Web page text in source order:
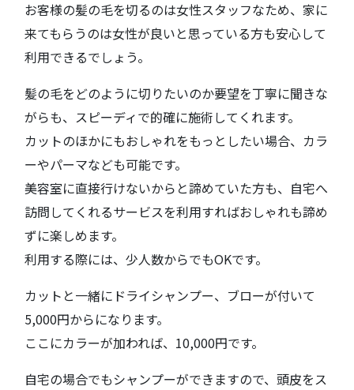
お客様の髪の毛を切るのは女性スタッフなため、家に
来てもらうのは女性が良いと思っている方も安心して
利用できるでしょう。
髪の毛をどのように切りたいのか要望を丁寧に聞きな
がらも、スピーディで的確に施術してくれます。
カットのほかにもおしゃれをもっとしたい場合、カラ
ーやパーマなども可能です。
美容室に直接行けないからと諦めていた方も、自宅へ
訪問してくれるサービスを利用すればおしゃれも諦め
ずに楽しめます。
利用する際には、少人数からでもOKです。
カットと一緒にドライシャンプー、ブローが付いて
5,000円からになります。
ここにカラーが加われば、10,000円です。
自宅の場合でもシャンプーができますので、頭皮をス